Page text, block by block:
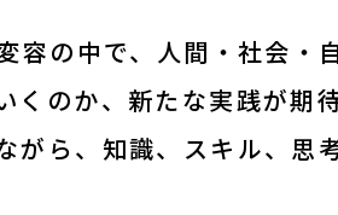
サイトポリシー
よくあるご質問
の中で、人間・社会・
のか、新たな実践が期
ら、知識、スキル、思